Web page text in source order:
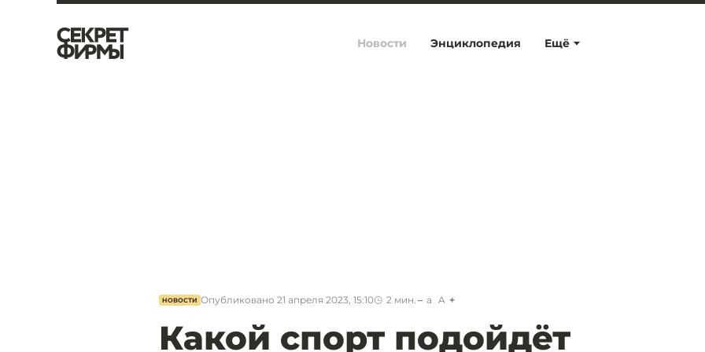
Ещё
Новости Энциклопедия
НОВОСТИ Опубликовано 21 апреля 2023, 15:10 2 мин. a A
Какой спорт подойдёт